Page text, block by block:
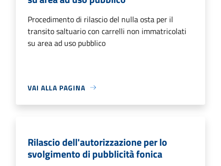
Procedimento di rilascio del nulla osta per il
transito saltuario con carrelli non immatricolati
su area ad uso pubblico
VAI ALLA PAGINA
Rilascio dell'autorizzazione per lo
svolgimento di pubblicità fonica